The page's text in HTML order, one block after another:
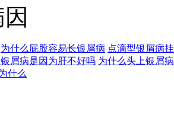
为什么屁股容易长银屑病 点滴型银屑病
屑病是因为肝不好吗 为什么头上银屑
什么